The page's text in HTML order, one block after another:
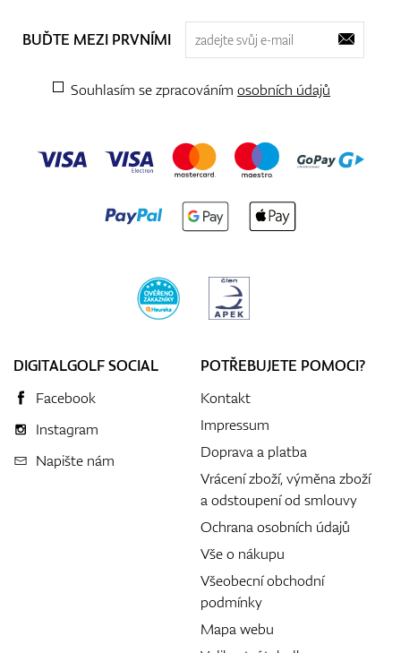
BUĎTE MEZI PRVNÍMI
Souhlasím se zpracováním osobních údajů
DIGITALGOLF SOCIAL
Facebook
Instagram
Napište nám
POTŘEBUJETE POMOCI?
Kontakt
Impressum
Doprava a platba
Vrácení zboží, výměna zboží
a odstoupení od smlouvy
Ochrana osobních údajů
Vše o nákupu
Všeobecní obchodní
podmínky
Mapa webu